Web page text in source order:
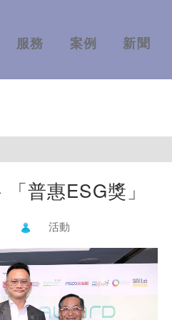
服務 案例 新聞
普惠ESG獎」
活動